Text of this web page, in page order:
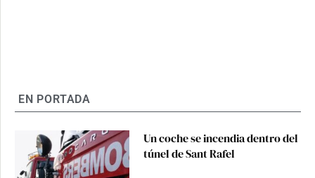
EN PORTADA
Un coche se incendia dentro del
túnel de Sant Rafel